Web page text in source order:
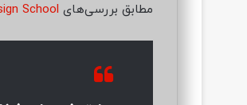
مطابق بررسی‌های School